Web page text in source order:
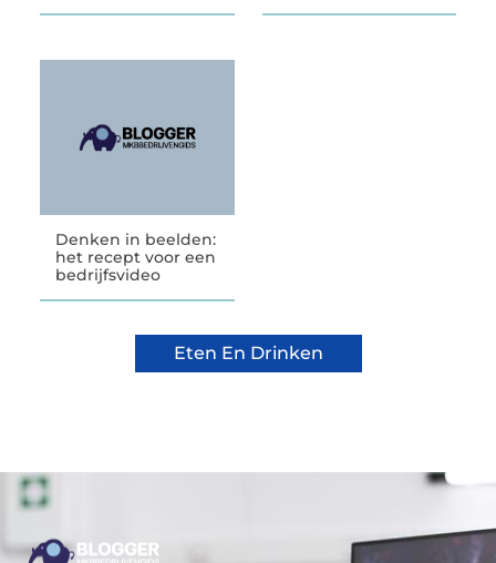
Denken in beelden:
het recept voor een
bedrijfsvideo
Eten En Drinken